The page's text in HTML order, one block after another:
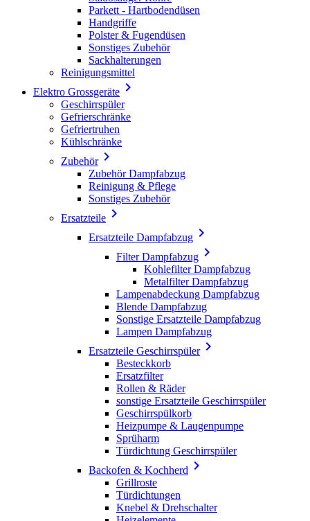
Parkett - Hartbodendüsen
Handgriffe
Polster & Fugendüsen
Sonstiges Zubehör
Sackhalterungen
Reinigungsmittel
Elektro Grossgeräte 
Geschirrspüler
Gefrierschränke
Gefriertruhen
Kühlschränke
Zubehör
Zubehör Dampfabzug
Reinigung & Pflege
Sonstiges Zubehör
Ersatzteile 
Ersatzteile Dampfabzug 
Filter Dampfabzug 
Kohlefilter Dampfabzug
Metalfilter Dampfabzug
Lampenabdeckung Dampfabzug
Blende Dampfabzug
Sonstige Ersatzteile Dampfabzug
Lampen Dampfabzug
Ersatzteile Geschirrspüler
Besteckkorb
Ersatzfilter
Rollen & Räder
sonstige Ersatzteile Geschirrspüler
Geschirrspülkorb
Heizpumpe & Laugenpumpe
Sprüharm
Türdichtung Geschirrspüler
Backofen & Kochherd 
Grillroste
Türdichtungen
Knebel & Drehschalter